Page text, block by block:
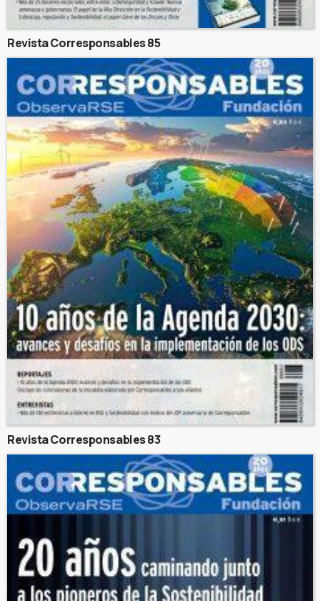
Revista Corresponsables 85
Revista Corresponsables 83